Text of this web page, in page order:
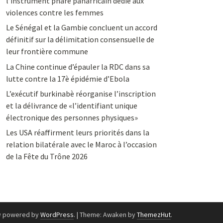
violences contre les femmes
Le Sénégal et la Gambie concluent un accord
définitif sur la délimitation consensuelle de
leur frontière commune
La Chine continue d’épauler la RDC dans sa
lutte contre la 17è épidémie d’Ebola
L’exécutif burkinabè réorganise l’inscription
et la délivrance de «l’identifiant unique
électronique des personnes physiques»
Les USA réaffirment leurs priorités dans la
relation bilatérale avec le Maroc à l’occasion
de la Fête du Trône 2026
powered byWordPress. | Theme: Awaken byThemezHut.